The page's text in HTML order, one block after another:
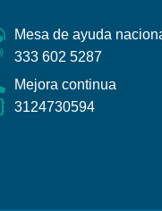
Mesa de ayuda
333 602 5287​
Mejora continua
3124730594